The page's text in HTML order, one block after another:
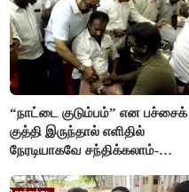
“நாட்டை குடும்பம்” என பச்சைக்
குத்தி இருந்தால் எளிதில்
நேரடியாகவே சந்திக்கலாம்-